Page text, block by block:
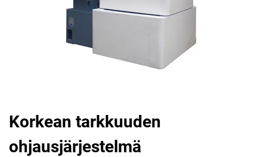
Korkean tarkkuuden
ohjausjärjestelmä